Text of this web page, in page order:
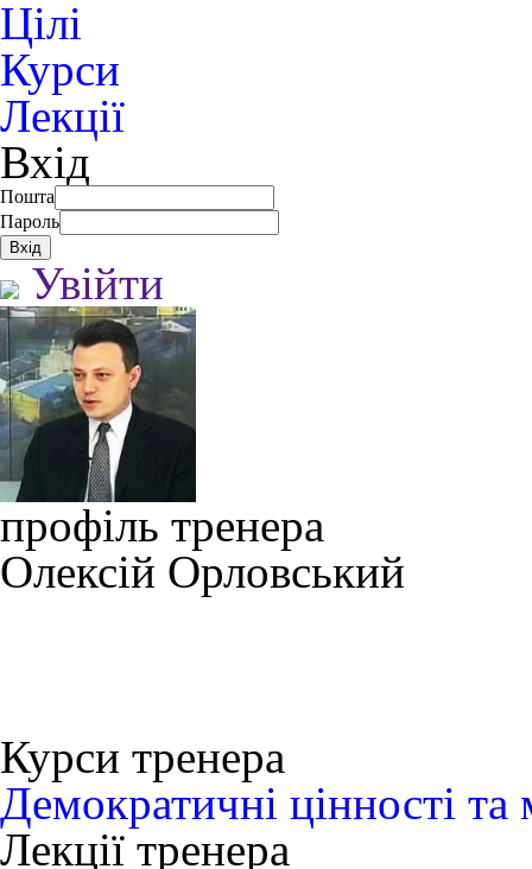
Цілі
Курси
Лекції
Вхід
Пошта
Пароль
Увійти
профіль тренера
Олексій Орловський
Курси тренера
Демократичні цінності та
Лекції тренера